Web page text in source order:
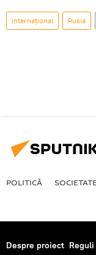
Internaţional Rusia
POLITICĂ
Despre proiect